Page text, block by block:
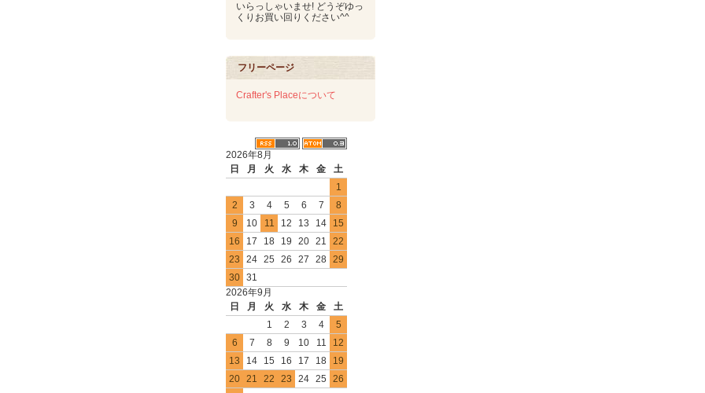
いらっしゃいませ! どうぞゆっ
くりお買い回りください^^
フリーページ
Crafter's Placeについて
2026年8月
日
月 火 水 木 金
土
1
2
3 4 5 6 7
8
9
10 11 12 13 14
15
16
17 18 19 20 21
22
23
24 25 26 27 28 29
30 31
2026年9月
日
月 火 水 木 金
土
1
2 3 4
5
6
7 8 9 10 11
12
13
14 15 16 17 18
19
20 21 22 23 24 25
26